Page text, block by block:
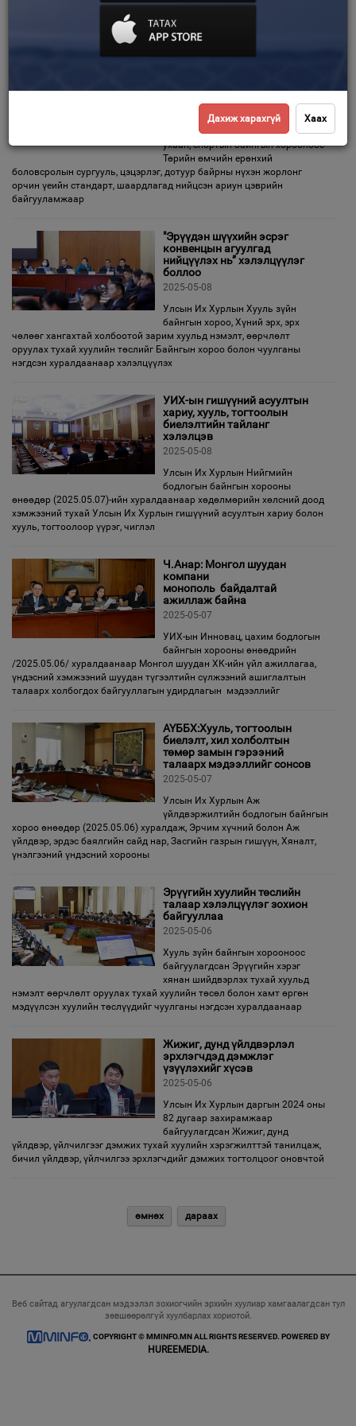
өдрийн нэгдсэн хуралдаанаар Монгол Улсын Ерөнхий аудиторыг
томилох, чөлөөлөх тухай асуудлыг хэлэлцэн, Сандагийн
Магнайсүрэнг Монгол Улсын Ерөнхий
талаар хэлэлцүүлэг боллоо
2025-05-12
УИХ-ын Боловсрол, соёл, шинжлэх
ухаан, спортын байнгын хорооноос
Төрийн өмчийн ерөнхий
боловсролын сургууль, цэцэрлэг, дотуур байрны нүхэн жорлонг
орчин үеийн стандарт, шаардлагад нийцсэн ариун цэврийн
байгууламжаар
"Эрүүдэн шүүхийн эсрэг
конвенцын агуулгад
нийцүүлэх нь” хэлэлцүүлэг
боллоо
2025-05-08
Улсын Их Хурлын Хууль зүйн
байнгын хороо, Хүний эрх, эрх
чөлөөг хангахтай холбоотой зарим хуульд нэмэлт, өөрчлөлт
оруулах тухай хуулийн төслийг Байнгын хороо болон чуулганы
нэгдсэн хуралдаанаар хэлэлцүүлэх
УИХ-ын гишүүний асуултын
хариу, хууль, тогтоолын
биелэлтийн тайланг
хэлэлцэв
2025-05-08
Улсын Их Хурлын Нийгмийн
бодлогын байнгын хорооны
өнөөдөр (2025.05.07)-ийн хуралдаанаар хөдөлмөрийн хөлсний доод
хэмжээний тухай Улсын Их Хурлын гишүүний асуултын хариу болон
хууль, тогтоолоор үүрэг, чиглэл
Ч.Анар: Монгол шуудан
компани
монополь байдалтай
ажиллаж байна
2025-05-07
УИХ-ын Инновац, цахим бодлогын
байнгын хорооны өнөөдрийн
/2025.05.06/ хуралдаанаар Монгол шуудан ХК-ийн үйл ажиллагаа,
үндэсний хэмжээний шуудан түгээлтийн сүлжээний ашиглалтын
талаарх холбогдох байгууллагын удирдлагын мэдээллийг
АҮББХ:Хууль, тогтоолын
биелэлт, хил холболтын
төмөр замын гэрээний
талаарх мэдээллийг сонсов
2025-05-07
Улсын Их Хурлын Аж
үйлдвэржилтийн бодлогын байнгын
хороо өнөөдөр (2025.05.06) хуралдаж, Эрчим хүчний болон Аж
үйлдвэр, эрдэс баялгийн сайд нар, Засгийн газрын гишүүн, Хяналт,
үнэлгээний үндэсний хорооны
Эрүүгийн хуулийн төслийн
талаар хэлэлцүүлэг зохион
байгууллаа
2025-05-06
Хууль зүйн байнгын хорооноос
байгуулагдсан Эрүүгийн хэрэг
хянан шийдвэрлэх тухай хуульд
нэмэлт өөрчлөлт оруулах тухай хуулийн төсөл болон хамт өргөн
мэдүүлсэн хуулийн төслүүдийг чуулганы нэгдсэн хуралдаанаар
Жижиг, дунд үйлдвэрлэл
эрхлэгчдэд дэмжлэг
үзүүлэхийг хүсэв
2025-05-06
Улсын Их Хурлын даргын 2024 оны
82 дугаар захирамжаар
байгуулагдсан Жижиг, дунд
үйлдвэр, үйлчилгээг дэмжих тухай хуулийн хэрэгжилттэй танилцаж,
бичил үйлдвэр, үйлчилгээ эрхлэгчдийг дэмжих тогтолцоог оновчтой
өмнөх дараах
Веб сайтад агуулагдсан мэдээлэл зохиогчийн эрхийн хуулиар хамгаалагдсан тул
зөвшөөрөлгүй хуулбарлах хориотой.
COPYRIGHT © MMINFO.MN ALL RIGHTS RESERVED. POWERED BY
HUREEMEDIA.
Дахиж харахгүй Хаах